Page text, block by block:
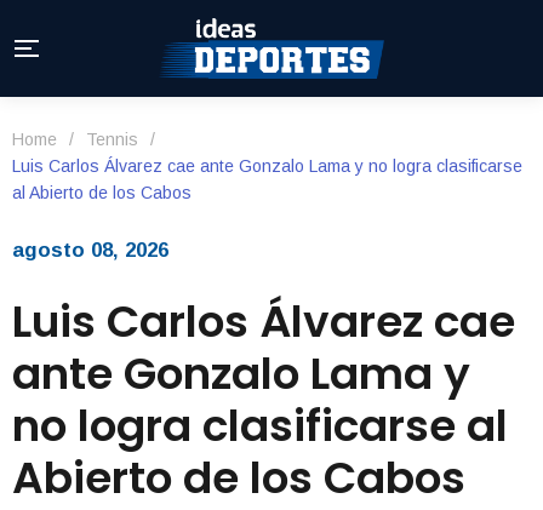
Home / Tennis
/
Luis Carlos Álvarez cae ante Gonzalo Lama y no logra clasificarse
al Abierto de los Cabos
agosto 08, 2026
Luis Carlos Álvarez cae
ante Gonzalo Lama y
no logra clasificarse al
Abierto de los Cabos